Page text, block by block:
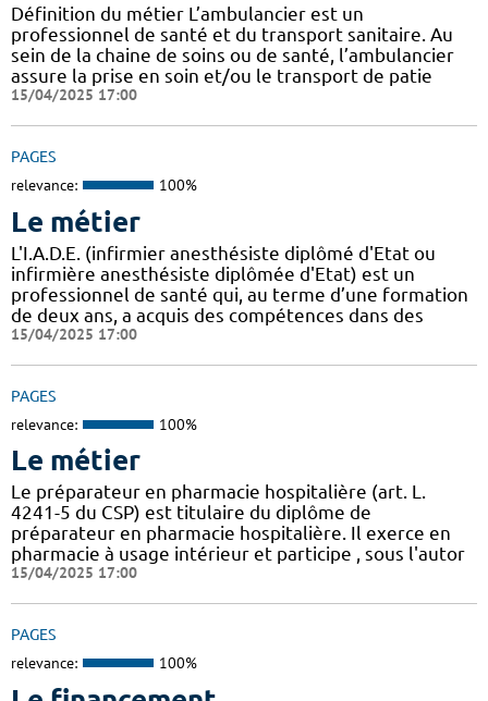
Définition du métier L’ambulancier est un
professionnel de santé et du transport sanitaire. Au
sein de la chaine de soins ou de santé, l’ambulancier
assure la prise en soin et/ou le transport de patie
15/04/2025 17:00
PAGES
relevance: 100%
Le métier
L'I.A.D.E. (infirmier anesthésiste diplômé d'Etat ou
infirmière anesthésiste diplômée d'Etat) est un
professionnel de santé qui, au terme d’une formation
de deux ans, a acquis des compétences dans des
15/04/2025 17:00
PAGES
relevance: 100%
Le métier
Le préparateur en pharmacie hospitalière (art. L.
4241-5 du CSP) est titulaire du diplôme de
préparateur en pharmacie hospitalière. Il exerce en
pharmacie à usage intérieur et participe , sous l'autor
15/04/2025 17:00
PAGES
relevance: 100%